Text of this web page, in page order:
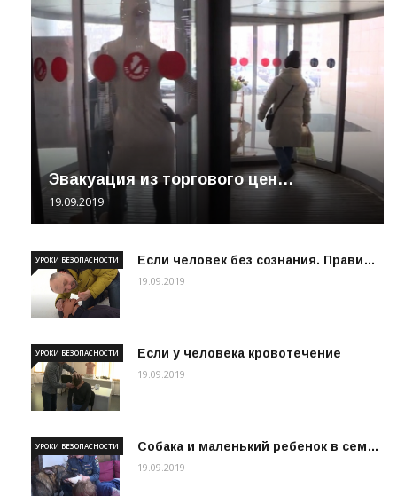
Эвакуация из торгового цен…
19.09.2019
Если человек без сознания. Прави…
УРОКИ БЕЗОПАСНОСТИ
19.09.2019
Если у человека кровотечение
УРОКИ БЕЗОПАСНОСТИ
19.09.2019
Собака и маленький ребенок в сем…
УРОКИ БЕЗОПАСНОСТИ
19.09.2019